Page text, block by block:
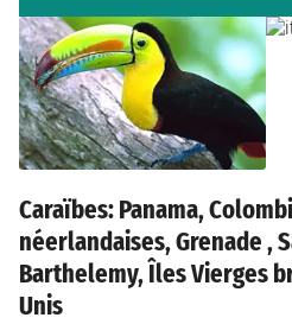
Caraïbes: Panama,
néerlandaises, Grenade ,
Barthelemy, Îles Vierges
Unis